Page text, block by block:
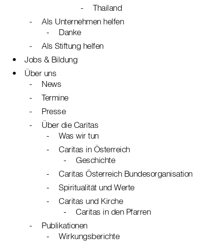
Thailand
Als Unternehmen helfen
Danke
Als Stiftung helfen
Jobs & Bildung
Über uns
News
Termine
Presse
Über die Caritas
Was wir tun
Caritas in Österreich
Geschichte
Caritas Österreich Bundesorganisation
Spiritualität und Werte
Caritas und Kirche
Caritas in den Pfarren
Publikationen
Wirkungsberichte